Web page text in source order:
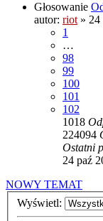
Głosowanie
autor: riot » 24
1
…
98
99
100
101
102
1018
224094
Ostatni
24 paź
NOWY TEMAT
Wyświetl: